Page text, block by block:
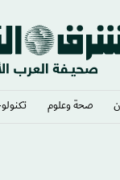
صحة وعلوم